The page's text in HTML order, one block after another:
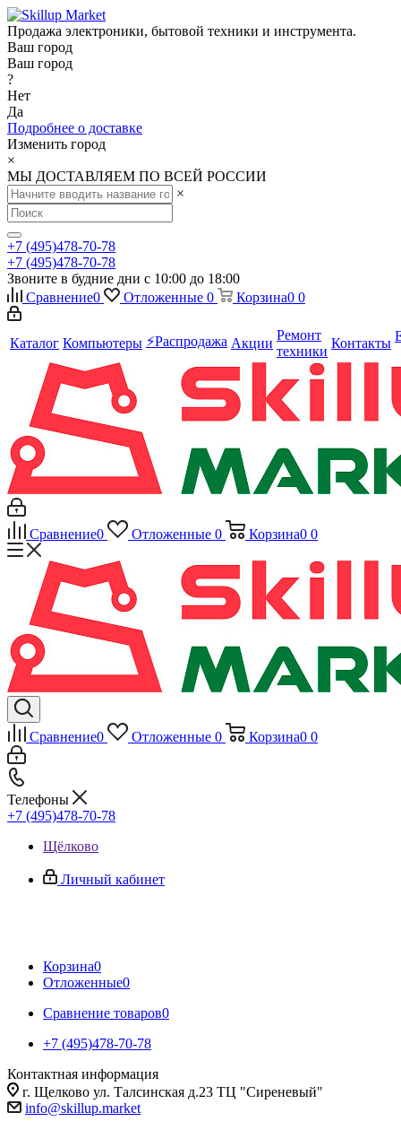
Продажа электроники, бытовой техники и инструмента.
Ваш город
Ваш город
?
Нет
Да
Подробнее о доставке
Изменить город
×
МЫ ДОСТАВЛЯЕМ ПО ВСЕЙ РОССИИ
×
+7 (495)478-70-78
+7 (495)478-70-78
Звоните в будние дни с 10:00 до 18:00
Сравнение0 Отложенные 0 Корзина0 0
Каталог Компьютеры ⚡️Распродажа Акции
Ремонт
техники
Контакты
Сравнение0 Отложенные 0 Корзина0 0
Сравнение0 Отложенные 0 Корзина0 0
Телефоны
+7 (495)478-70-78
Щёлково
Личный кабинет
Корзина0
Отложенные0
Сравнение товаров0
+7 (495)478-70-78
Контактная информация
г. Щелково ул. Талсинская д.23 ТЦ "Сиреневый"
info@skillup.market